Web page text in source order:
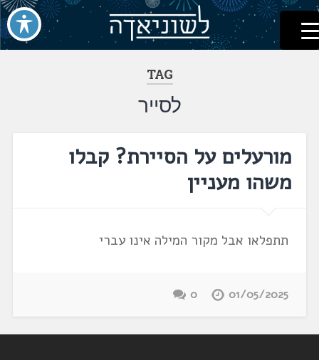
דלג
לתוכן
לשוניאדה
עברית. לשון. שפה
TAG
לסייר
מורעלים על הסיירת? קבלו
משהו מעניין
תתפלאו אבל מקור המילה אינו עברי
01/05/2025
0